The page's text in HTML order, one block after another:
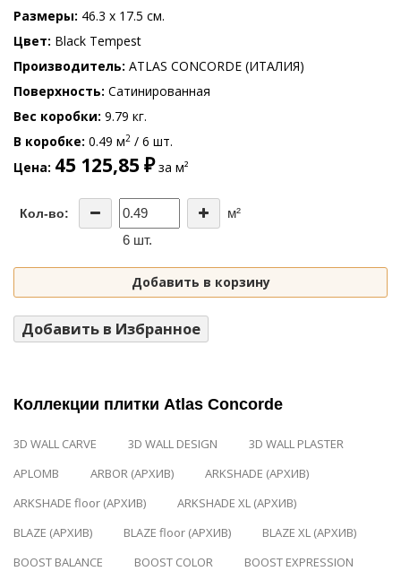
Размеры 46.3 x 17.5 см.
Цвет Black Tempest
Производитель ATLAS CONCORDE (ИТАЛИЯ)
Поверхность Сатинированная
Вес коробки 9.79 кг.
В коробке 0.49 м2 / 6 шт.
Цена 45 125,85 ₽за м²
Кол-во:
м²
6 шт.
Добавить в корзину
Добавить в Избранное
Коллекции плитки Atlas Concorde
3D WALL CARVE 3D WALL DESIGN
3D WALL PLASTER
APLOMB
ARBOR (АРХИВ)
ARKSHADE (АРХИВ)
ARKSHADE floor (АРХИВ)
ARKSHADE XL (АРХИВ)
BLAZE (АРХИВ)
BLAZE floor (АРХИВ)
BLAZE XL (АРХИВ)
BOOST BALANCE
BOOST COLOR
BOOST EXPRESSION